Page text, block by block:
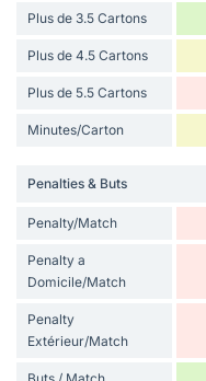
Plus de 3.5 Cartons
Plus de 4.5 Cartons
Plus de 5.5 Cartons
Minutes/Carton
Penalties & Buts
Penalty/Match
Penalty a
Domicile/Match
Penalty
Extérieur/Match